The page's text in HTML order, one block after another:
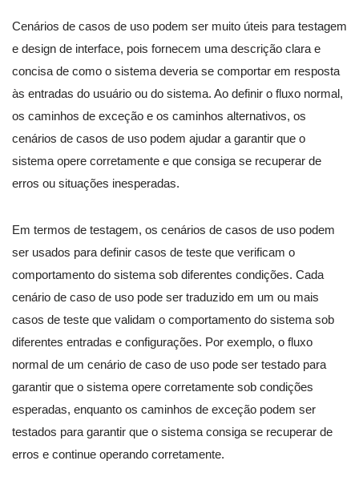
Cenários de casos de uso podem ser muito úteis para testagem
e design de interface, pois fornecem uma descrição clara e
concisa de como o sistema deveria se comportar em resposta
às entradas do usuário ou do sistema. Ao definir o fluxo normal,
os caminhos de exceção e os caminhos alternativos, os
cenários de casos de uso podem ajudar a garantir que o
sistema opere corretamente e que consiga se recuperar de
erros ou situações inesperadas.
Em termos de testagem, os cenários de casos de uso podem
ser usados para definir casos de teste que verificam o
comportamento do sistema sob diferentes condições. Cada
cenário de caso de uso pode ser traduzido em um ou mais
casos de teste que validam o comportamento do sistema sob
diferentes entradas e configurações. Por exemplo, o fluxo
normal de um cenário de caso de uso pode ser testado para
garantir que o sistema opere corretamente sob condições
esperadas, enquanto os caminhos de exceção podem ser
testados para garantir que o sistema consiga se recuperar de
erros e continue operando corretamente.